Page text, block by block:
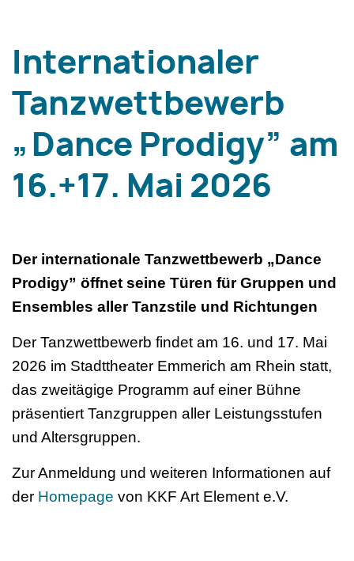
Internationaler
Tanzwettbewerb
„Dance Prodigy” am
16.+17. Mai 2026
Der internationale Tanzwettbewerb „Dance
Prodigy” öffnet seine Türen für Gruppen und
Ensembles aller Tanzstile und Richtungen
Der Tanzwettbewerb findet am 16. und 17. Mai
2026 im Stadttheater Emmerich am Rhein statt,
das zweitägige Programm auf einer Bühne
präsentiert Tanzgruppen aller Leistungsstufen
und Altersgruppen.
Zur Anmeldung und weiteren Informationen auf
der Homepage von KKF Art Element e.V.